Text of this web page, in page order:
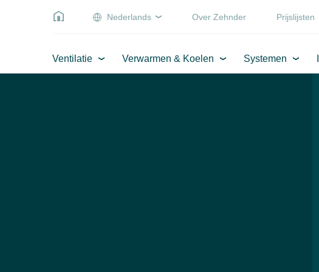
Nederlands Over Zehnder Prijslijsten
Ventilatie Verwarmen & Koelen Systemen